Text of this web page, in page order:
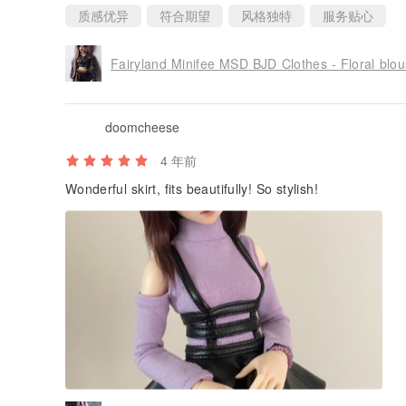
质感优异 符合期望 风格独特 服务贴心
Fairyland Minifee MSD BJD Clothes - Floral
doomcheese
4 年前
Wonderful skirt, fits beautifully! So stylish!